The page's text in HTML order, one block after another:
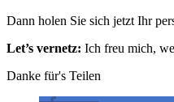
Dann holen Sie sich jetzt Ihr
Let’s vernetz: Ich freu mich,
Danke für's Teilen